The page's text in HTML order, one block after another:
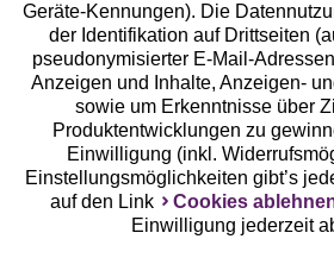
Unsere Apps
Geräte-Kennungen). Die
der Identifikation auf Drittseiten
pseudonymisierter E-Mail-
Anzeigen und Inhalte, Anzeigen-
sowie um Erkenntnisse über
Produktentwicklungen zu
Einwilligung (inkl.
Einstellungsmöglichkeiten gibt’s
auf den Link
Cookies
Einwilligung jederzeit